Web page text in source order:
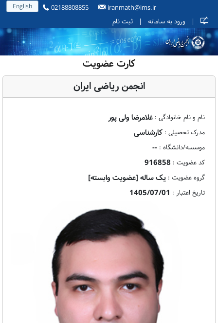
English 02188808855
iranmath@ims.ir
|
ورود به سامانه | ثبت نام
کارت عضویت
انجمن ریاضی ایران
نام و نام خانوادگی : غلامرضا ولی پور
مدرک تحصیلی : کارشناسی
موسسه/دانشگاه : --
کد عضویت : 916858
گروه عضویت : یک ساله [عضویت وابسته]
تاریخ اعتبار : 1405/07/01